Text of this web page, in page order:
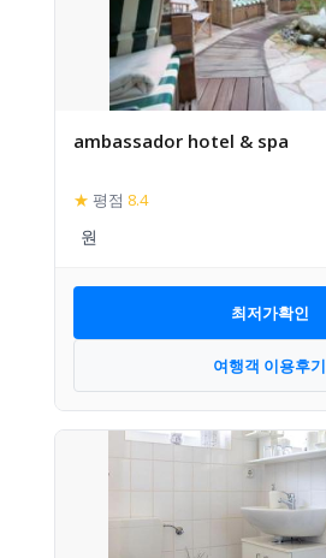
ambassador hotel & spa
★ 평점 8.4
최저가확인
여행객 이용후기